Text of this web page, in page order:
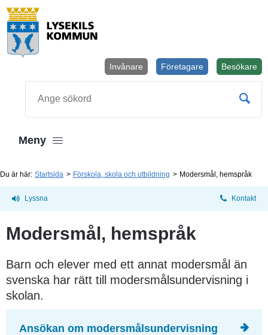
Besökare
Företagare
Invånare
Meny
Du är här: Startsida Förskola, skola och utbildning Modersmål, hemspråk
Lyssna Kontakt
Modersmål, hemspråk
Barn och elever med ett annat modersmål än
svenska har rätt till modersmålsundervisning i
skolan.
Ansökan om modersmålsundervisning